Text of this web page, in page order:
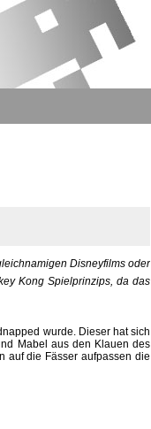
Disneyfilms oder
Kong Spielprinzips, da das
wurde. Dieser hat sich
Mabel aus den Klauen des
auf die Fässer aufpassen die